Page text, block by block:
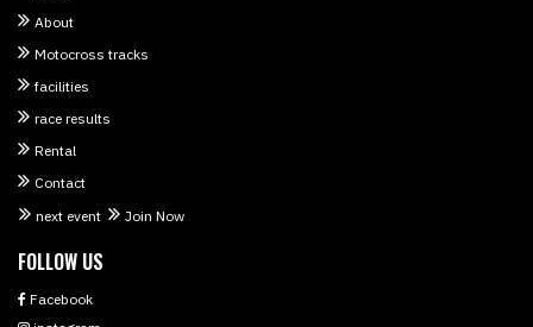
About
Motocross tracks
facilities
race results
Rental
Contact
next event
Join Now
FOLLOW US
Facebook